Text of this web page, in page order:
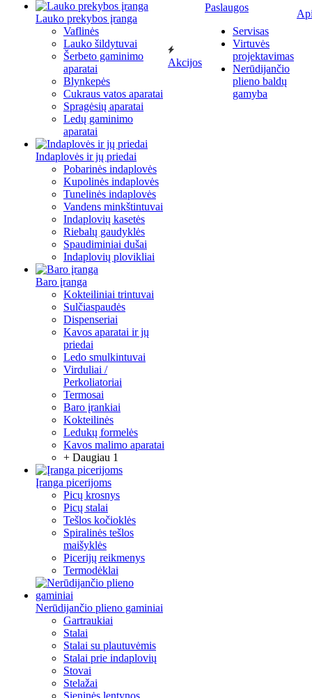
Lauko prekybos įranga
Vaflinės
Lauko šildytuvai
Šerbeto gaminimo
aparatai
Blynkepės
Cukraus vatos aparatai
Spragėsių aparatai
Ledų gaminimo
aparatai
Indaplovės ir jų priedai
Pobarinės indaplovės
Kupolinės indaplovės
Tunelinės indaplovės
Vandens minkštintuvai
Indaplovių kasetės
Riebalų gaudyklės
Spaudiminiai dušai
Indaplovių plovikliai
Baro įranga
Kokteiliniai trintuvai
Sulčiaspaudės
Dispenseriai
Kavos aparatai ir jų
priedai
Ledo smulkintuvai
Virduliai /
Perkoliatoriai
Termosai
Baro įrankiai
Kokteilinės
Ledukų formelės
Kavos malimo aparatai
+ Daugiau 1
Įranga picerijoms
Picų krosnys
Picų stalai
Tešlos kočioklės
Spiralinės tešlos
maišyklės
Picerijų reikmenys
Termodėklai
Nerūdijančio plieno gaminiai
Gartraukiai
Stalai
Stalai su plautuvėmis
Stalai prie indaplovių
Stovai
Stelažai
Sieninės lentynos
Akcijos
Paslaugos
Servisas
Virtuvės
projektavimas
Nerūdijančio
plieno baldų
gamyba